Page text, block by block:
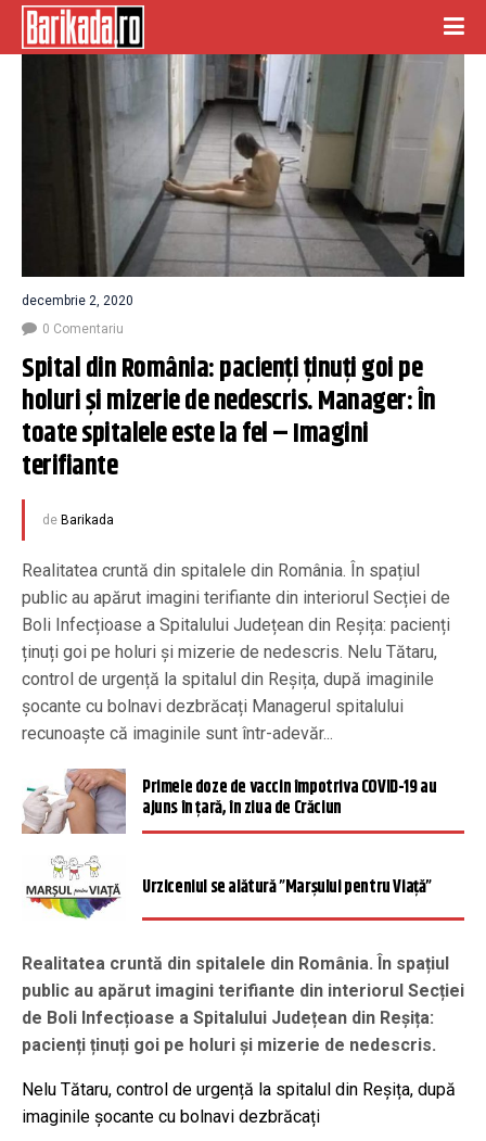
decembrie 2, 2020
0 Comentariu
Spital din România: pacienți ținuți goi pe
holuri și mizerie de nedescris. Manager: În
toate spitalele este la fel – Imagini
terifiante
de Barikada
Realitatea cruntă din spitalele din România. În spațiul
public au apărut imagini terifiante din interiorul Secției de
Boli Infecțioase a Spitalului Județean din Reșița: pacienți
ținuți goi pe holuri și mizerie de nedescris. Nelu Tătaru,
control de urgență la spitalul din Reșița, după imaginile
șocante cu bolnavi dezbrăcați Managerul spitalului
recunoaște că imaginile sunt într-adevăr...
Primele doze de vaccin împotriva COVID-19 au
ajuns în țară, în ziua de Crăciun
Urziceniul se alătură ”Marșului pentru Viață”
Realitatea cruntă din spitalele din România. În spațiul
public au apărut imagini terifiante din interiorul Secției
de Boli Infecțioase a Spitalului Județean din Reșița:
pacienți ținuți goi pe holuri și mizerie de nedescris.
Nelu Tătaru, control de urgență la spitalul din Reșița, după
imaginile șocante cu bolnavi dezbrăcați